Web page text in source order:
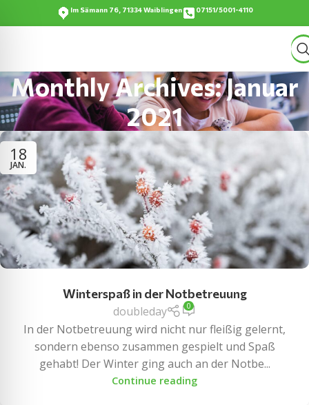
Im Sämann 76, 71334 Waiblingen 07151/5001-4110
Monthly Archives: Januar
2021
18
JAN.
Winterspaß in der Notbetreuung
doubleday
0
In der Notbetreuung wird nicht nur fleißig gelernt,
sondern ebenso zusammen gespielt und Spaß
gehabt! Der Winter ging auch an der Notbe...
Continue reading